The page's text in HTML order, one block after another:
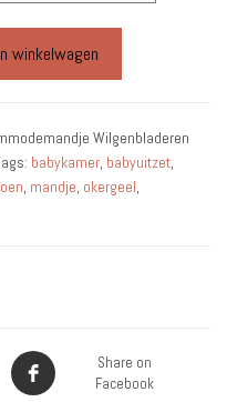
winkelwagen
Wilgenbladeren
babykamer babyuitzet
mandje okergeel
Share on
Facebook